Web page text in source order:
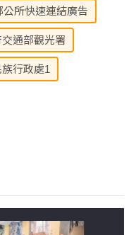
公所快速連結廣告
通部觀光署
行政處1